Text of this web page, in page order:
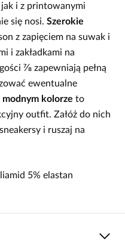
jak i z printowanymi
się nosi. Szerokie
z zapięciem na suwak i
i zakładkami na
⅞ zapewniają pełną
ewentualne
kolorze to
outfit. Załóż do nich
i ruszaj na
5% elastan